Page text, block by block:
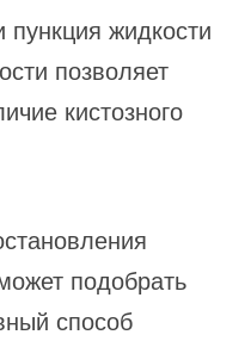
жидкости
позволяет
кистозного
подобрать
способ